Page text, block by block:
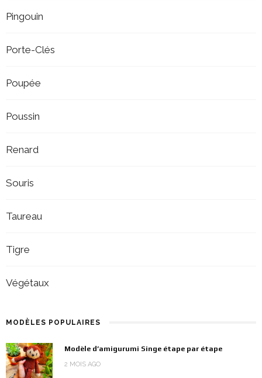
Pingouin
Porte-Clés
Poupée
Poussin
Renard
Souris
Taureau
Tigre
Végétaux
MODÈLES POPULAIRES
Modèle d’amigurumi Singe étape par étape
2 MOIS AGO